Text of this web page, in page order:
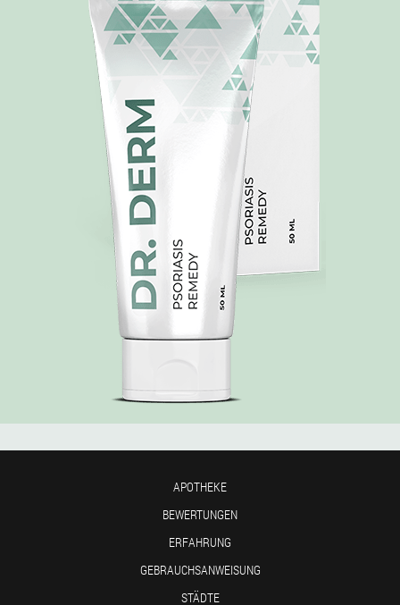
APOTHEKE
BEWERTUNGEN
ERFAHRUNG
GEBRAUCHSANWEISUNG
STÄDTE